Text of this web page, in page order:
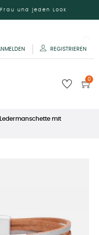
und jeden Look
REGISTRIEREN
0
Ledermanschette mit